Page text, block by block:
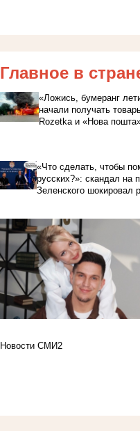
Главное в
«Ложись, бумеранг
начали получать
Rozetka и «Нова
«Что сделать, чтобы
русских?»: скандал на
Зеленского шокировал
Новости СМИ2